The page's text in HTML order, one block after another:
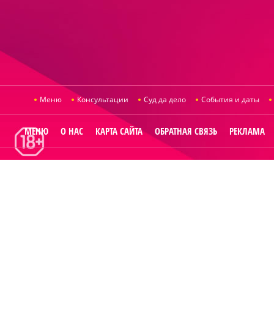
Меню Консультации Суд да дело События и даты
МЕНЮ О НАС КАРТА САЙТА ОБРАТНАЯ СВЯЗЬ РЕКЛАМА